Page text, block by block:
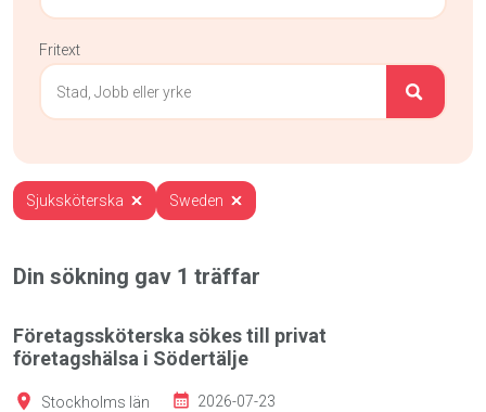
Fritext
Sjuksköterska Sweden
Din sökning gav 1 träffar
Företagssköterska sökes till privat
företagshälsa i Södertälje
Stockholms län 2026-07-23